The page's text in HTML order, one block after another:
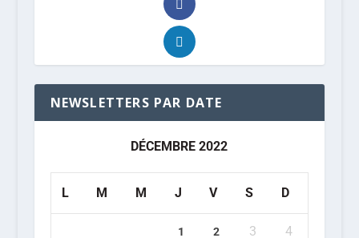
NEWSLETTERS PAR DATE
DÉCEMBRE 2022
L M M J V S D
1 2 3 4